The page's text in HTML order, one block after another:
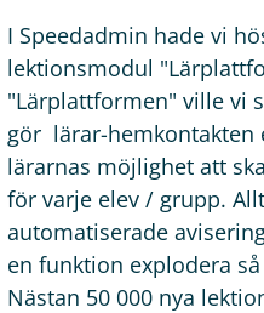
I Speedadmin hade vi
lektionsmodul
"Lärplattformen" ville vi
gör lärar-hemkontakten
lärarnas möjlighet att
för varje elev / grupp.
automatiserade
en funktion explodera
Nästan 50 000 nya